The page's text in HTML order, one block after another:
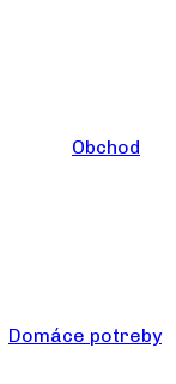
Obchod
Domáce potreby